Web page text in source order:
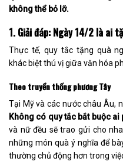
không thể bỏ lỡ.
1. Giải đáp: Ngày 14/2 là ai
Thực tế, quy tắc tặng quà
khác biệt thú vị giữa văn hóa
Theo truyền thống phương Tây
Tại Mỹ và các nước châu Âu,
Không có quy tắc bắt buộc ai
và nữ đều sẽ trao gửi cho
những món quà ý nghĩa để
thường chủ động hơn trong